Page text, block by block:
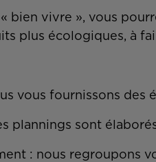
bien vivre », vous
plus écologiques, à
vous fournissons
plannings sont
: nous regroupons